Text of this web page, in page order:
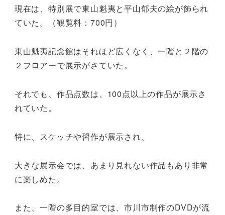
現在は、特別展で東山魁夷と平山郁夫の絵が飾られ
ていた。（観覧料：700円）
東山魁夷記念館はそれほど広くなく、一階と２階の
２フロアーで展示がさていた。
それでも、作品点数は、100点以上の作品が展示さ
れていた。
特に、スケッチや習作が展示され、
大きな展示会では、あまり見れない作品もあり非常
に楽しめた。
また、一階の多目的室では、市川市制作のDVDが流